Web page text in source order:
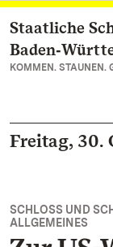
Zum
Staatliche
KOMMEN. STAUNEN.
Freitag, 30.
SCHLOSS UND
ALLGEMEINES